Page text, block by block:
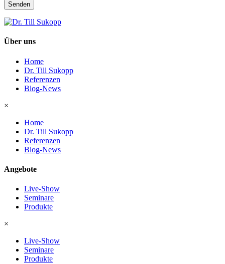
Senden
Über uns
Home
Dr. Till Sukopp
Referenzen
Blog-News
×
Home
Dr. Till Sukopp
Referenzen
Blog-News
Angebote
Live-Show
Seminare
Produkte
×
Live-Show
Seminare
Produkte